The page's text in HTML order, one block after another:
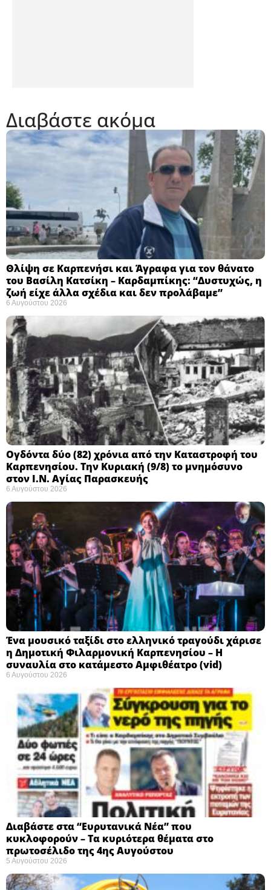
Διαβάστε ακόμα
Θλίψη σε Καρπενήσι και Άγραφα για τον θάνατο
του Βασίλη Κατσίκη – Καρδαμπίκης: “Δυστυχώς, η
ζωή είχε άλλα σχέδια και δεν προλάβαμε”
6 Αυγούστου 2026
Ογδόντα δύο (82) χρόνια από την Καταστροφή του
Καρπενησίου. Την Κυριακή (9/8) το μνημόσυνο
στον Ι.Ν. Αγίας Παρασκευής
6 Αυγούστου 2026
Ένα μουσικό ταξίδι στο ελληνικό τραγούδι χάρισε
η Δημοτική Φιλαρμονική Καρπενησίου – Η
συναυλία στο κατάμεστο Αμφιθέατρο (vid)
6 Αυγούστου 2026
Διαβάστε στα “Ευρυτανικά Νέα” που
κυκλοφορούν – Τα κυριότερα θέματα στο
πρωτοσέλιδο της 4ης Αυγούστου
5 Αυγούστου 2026